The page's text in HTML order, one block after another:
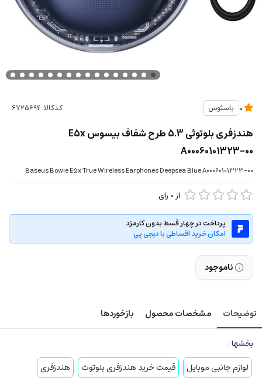
باسئوس کدکالا:
هندزفری بلوتوثی 5.3 طرح شفاف بیسوس E5x
A00060101323-00
Baseus Bowie E5x True Wireless Earphones Deepsea Blue A00060101323-00
از 0 رای
پرداخت در چهار قسط بدون کارمزد
امکان خرید اقساطی با دیجی پی
ناموجود
توضیحات مشخصات محصول بازخوردها
بخشها :
لوازم جانبی موبایل
قیمت خرید هندزفری بلوتوث هندزفری